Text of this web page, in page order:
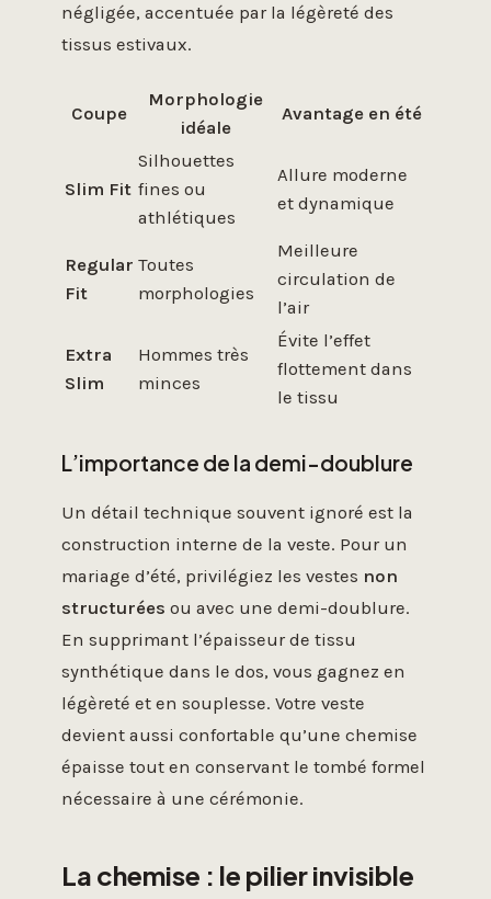
négligée, accentuée par la légèreté des
tissus estivaux.
Coupe
Morphologie
idéale
Avantage en été
Slim Fit
Silhouettes
fines ou
athlétiques
Allure moderne
et dynamique
Regular
Fit
Toutes
morphologies
Meilleure
circulation de
l’air
Extra
Slim
Hommes très
minces
Évite l’effet
flottement dans
le tissu
L’importance de la demi-doublure
Un détail technique souvent ignoré est la
construction interne de la veste. Pour un
mariage d’été, privilégiez les vestes non
structurées ou avec une demi-doublure.
En supprimant l’épaisseur de tissu
synthétique dans le dos, vous gagnez en
légèreté et en souplesse. Votre veste
devient aussi confortable qu’une chemise
épaisse tout en conservant le tombé formel
nécessaire à une cérémonie.
La chemise : le pilier invisible